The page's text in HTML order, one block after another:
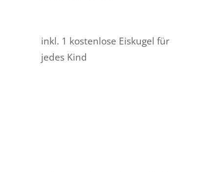
inkl. 1 kostenlose Eiskugel für
jedes Kind